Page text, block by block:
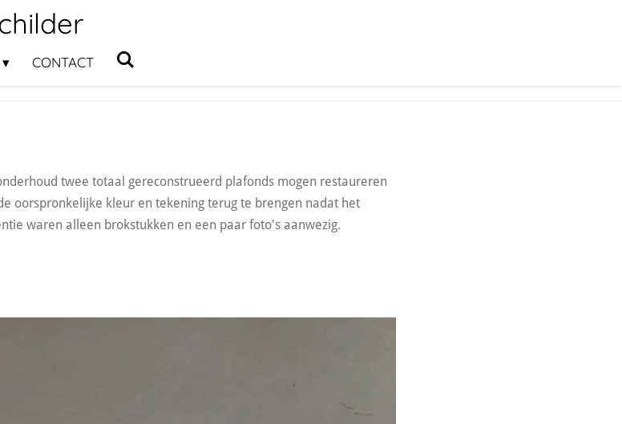
CONTACT
twee totaal gereconstrueerd plafonds mogen restaureren
oorspronkelijke kleur en tekening terug te brengen nadat het
waren alleen brokstukken en een paar foto's aanwezig.